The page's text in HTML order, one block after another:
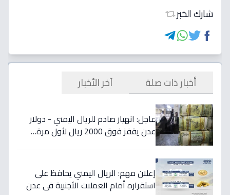
شارك الخبر
أخبار ذات صلة آخر الأخبار
عاجل: انهيار صادم للريال اليمني - دولار
عدن يقفز فوق 2000 ريال لأول مرة…
إعلان مهم: الريال اليمني يحافظ على
استقراره أمام العملات الأجنبية في عدن